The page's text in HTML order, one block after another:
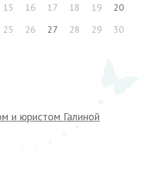
15 16 17 18 19
20
25 26 27 28 29
30
и юристом Галиной